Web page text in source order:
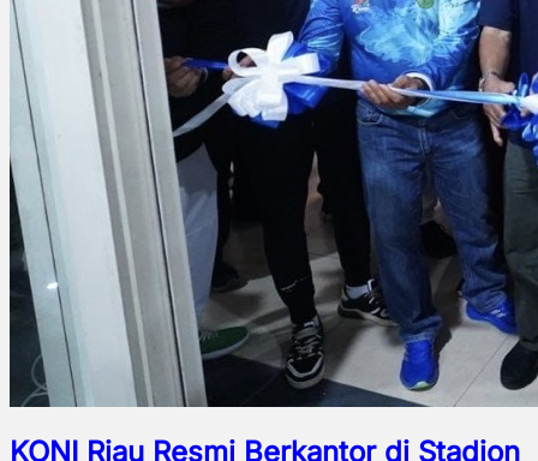
KONI Riau Resmi Berkantor di Stadion